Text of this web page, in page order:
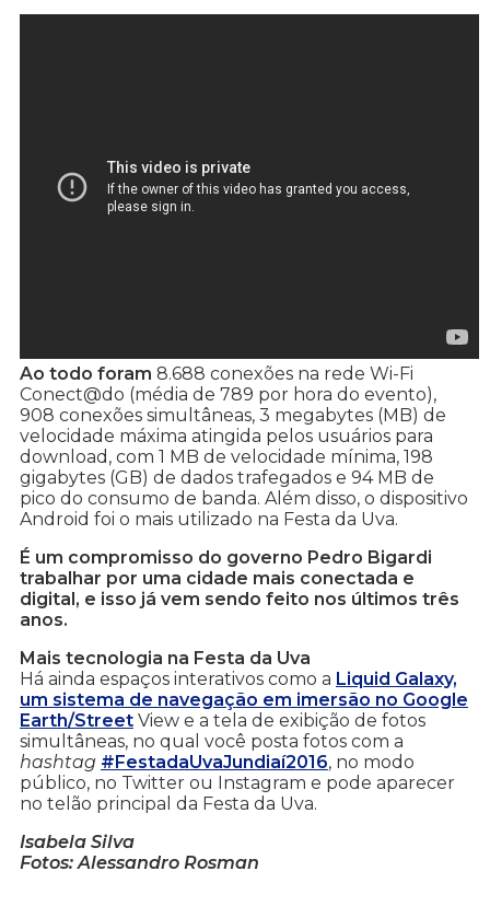
Ao todo foram 8.688 conexões na rede Wi-Fi
Conect@do (média de 789 por hora do evento),
908 conexões simultâneas, 3 megabytes (MB) de
velocidade máxima atingida pelos usuários para
download, com 1 MB de velocidade mínima, 198
gigabytes (GB) de dados trafegados e 94 MB de
pico do consumo de banda. Além disso, o dispositivo
Android foi o mais utilizado na Festa da Uva.
É um compromisso do governo Pedro Bigardi
trabalhar por uma cidade mais conectada e
digital, e isso já vem sendo feito nos últimos três
anos.
Mais tecnologia na Festa da Uva
Há ainda espaços interativos como a Liquid Galaxy,
um sistema de navegação em imersão no Google
Earth/Street View e a tela de exibição de fotos
simultâneas, no qual você posta fotos com a
hashtag #FestadaUvaJundiaí2016, no modo
público, no Twitter ou Instagram e pode aparecer
no telão principal da Festa da Uva.
Isabela Silva
Fotos: Alessandro Rosman